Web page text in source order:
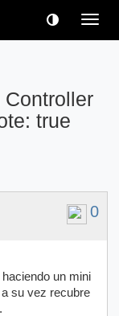
true
0
un mini
su vez recubre